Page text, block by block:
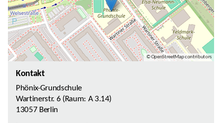
© OpenStreetMap contributors
Kontakt
Phönix-Grundschule
Wartinerstr. 6 (Raum: A 3.14)
13057 Berlin